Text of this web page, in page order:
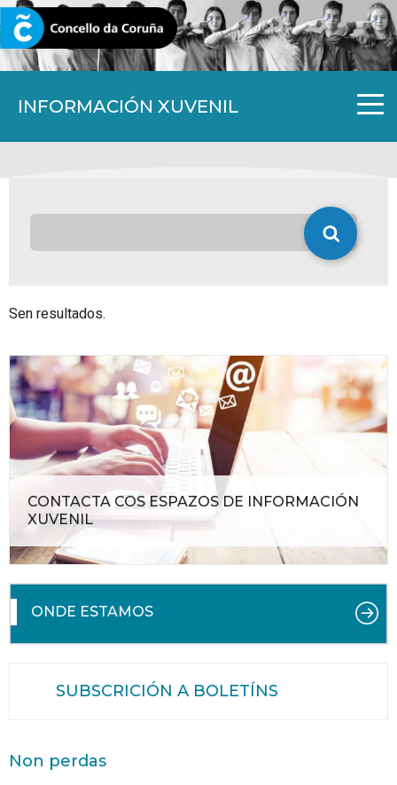
INFORMACIÓN XUVENIL
CORUNA.GAL
Sen resultados.
CONTACTA COS ESPAZOS DE INFORMACIÓN
XUVENIL
ONDE ESTAMOS
SUBSCRICIÓN A BOLETÍNS
Non perdas